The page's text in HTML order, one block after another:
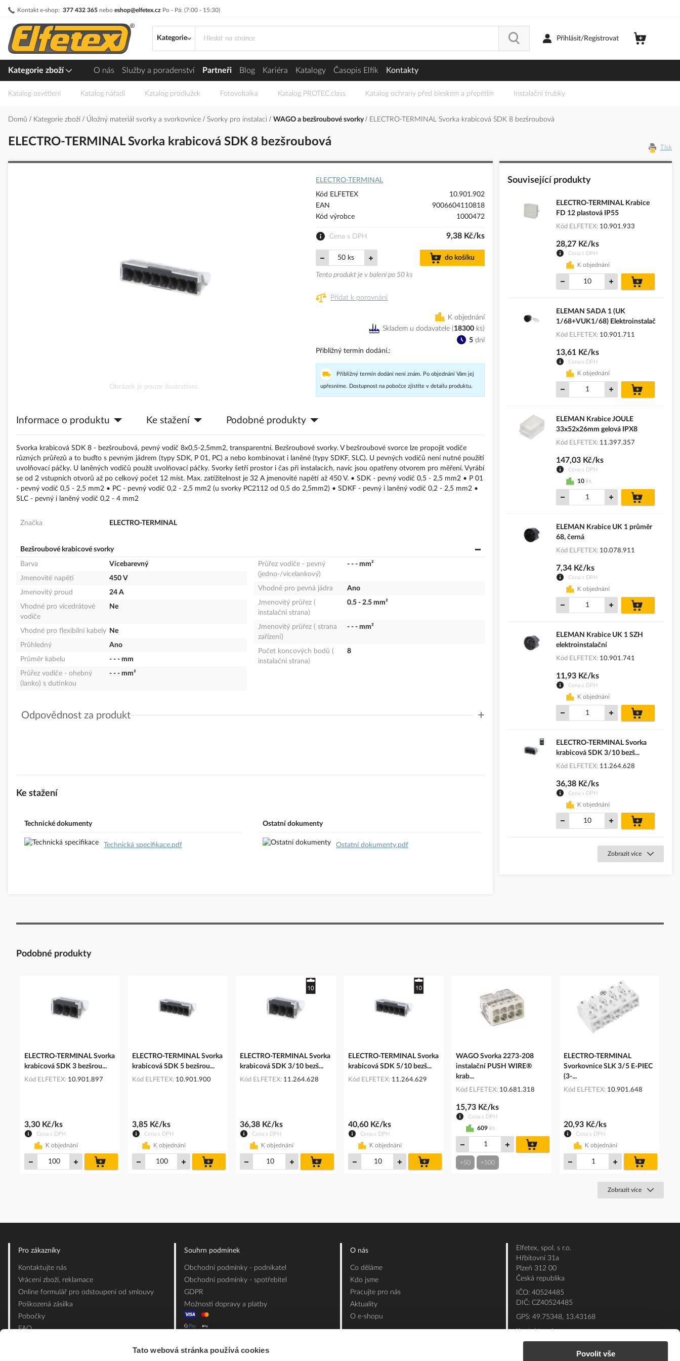
Tato webová stránka používá cookies Povolit vše
Kontakt e-shop: 377 432 365 nebo eshop@elfetex.cz Po - Pá: (7:00 - 15:30)
Přejít
obsah
Kategorie
Přihlásit/Registrovat
Kategorie zboží O nás Služby a poradenství Partneři Blog Kariéra Katalogy Časopis Elfík Kontakty
Katalog osvětlení Katalog nářadí Katalog prodlužek Fotovoltaika Katalog PROTEC.class Katalog ochrany před bleskem a přepětím Instalační trubky
Domů Kategorie zboží Úložný materiál svorky a svorkovnice Svorky pro instalaci WAGO a bezšroubové svorky ELECTRO-TERMINAL Svorka krabicová SDK 8 bezšroubová
ELECTRO-TERMINAL Svorka krabicová SDK 8 bezšroubová Tisk
galerie
Obrázek je pouze ilustrativní.
ELECTRO-TERMINAL
Kód ELFETEX
10.901.902
EAN
9006604110818
Kód výrobce
1000472
Cena s DPH 9,38 Kč/ks
ks do košíku
Tento produkt je v balení po 50 ks
Přidat k porovnání
K objednání
Přibližný termín dodání.
5dní
Skladem u dodavatele (18300 ks)
Přibližný termín dodání není znám. Po objednání Vám jej
upřesníme. Dostupnost na pobočce zjistíte v detailu produktu.
Informace o produktu Ke stažení Podobné produkty
Svorka krabicová SDK 8 - bezšroubová, pevný vodič 8x0,5-2,5mm2, transparentní. Bezšroubové svorky. V bezšroubové svorce lze propojit vodiče
různých průřezů a to buďto s pevným jádrem (typy SDK, P 01, PC) a nebo kombinovat i laněné (typy SDKF, SLC). U pevných vodičů není nutné použití
uvolňovací páčky. U laněných vodičů použít uvolňovací páčky. Svorky šetří prostor i čas při instalacích, navíc jsou opatřeny otvorem pro měření. Vyrábí
se od 2 vstupních otvorů až po celkový počet 12 míst. Max. zatížitelnost je 32 A jmenovité napětí až 450 V. • SDK - pevný vodič 0,5 - 2,5 mm2 • P 01
- pevný vodič 0,5 - 2,5 mm2 • PC - pevný vodič 0,2 - 2,5 mm2 (u svorky PC2112 od 0,5 do 2,5mm2) • SDKF - pevný i laněný vodič 0,2 - 2,5 mm2 •
SLC - pevný i laněný vodič 0,2 - 4 mm2
Značka ELECTRO-TERMINAL
Bezšroubové krabicové svorky
Barva
Vícebarevný
Jmenovité napětí
450 V
Jmenovitý proud
24 A
Vhodné pro vícedrátové
vodiče
Ne
Vhodné pro flexibilní kabely Ne
Průhledný
Ano
Průměr kabelu
- - - mm
Průřez vodiče - ohebný
(lanko) s dutinkou
- - - mm²
Průřez vodiče - pevný
(jedno-/vícelankový)
- - - mm²
Vhodné pro pevná jádra
Ano
Jmenovitý průřez (
instalační strana)
0.5 - 2.5 mm²
Jmenovitý průřez ( strana
zařízení)
- - - mm²
Počet koncových bodů (
instalační strana)
8
GPSR Details
Odpovědnost za produkt +
Ke stažení
Technické dokumenty
Technická specifikace.pdf
Ostatní dokumenty
Ostatní dokumenty.pdf
Související produkty
ELECTRO-TERMINAL Krabice
FD 12 plastová IP55
Kód ELFETEX 10.901.933
Cena s DPH
28,27 Kč/ks
K objednání
košíku
ELEMAN SADA 1 (UK
1/68+VUK1/68) Elektroinstalač
Kód ELFETEX 10.901.711
Cena s DPH
13,61 Kč/ks
K objednání
košíku
ELEMAN Krabice JOULE
33x52x26mm gelová IPX8
Kód ELFETEX 11.397.357
Cena s DPH
147,03 Kč/ks
10 ks
košíku
ELEMAN Krabice UK 1 průměr
68, černá
Kód ELFETEX 10.078.911
Cena s DPH
7,34 Kč/ks
K objednání
košíku
ELEMAN Krabice UK 1 SZH
elektroinstalační
Kód ELFETEX 10.901.741
Cena s DPH
11,93 Kč/ks
K objednání
košíku
ELECTRO-TERMINAL Svorka
krabicová SDK 3/10 bezš...
Kód ELFETEX 11.264.628
Cena s DPH
36,38 Kč/ks
K objednání
košíku
Zobrazit více
Podobné produkty
ELECTRO-TERMINAL Svorka
krabicová SDK 3 bezšrou...
Kód ELFETEX 10.901.897
Cena s DPH
3,30 Kč/ks
K objednání
košíku
ELECTRO-TERMINAL Svorka
krabicová SDK 5 bezšrou...
Kód ELFETEX 10.901.900
Cena s DPH
3,85 Kč/ks
K objednání
košíku
ELECTRO-TERMINAL Svorka
krabicová SDK 3/10 bezš...
Kód ELFETEX 11.264.628
Cena s DPH
36,38 Kč/ks
K objednání
košíku
ELECTRO-TERMINAL Svorka
krabicová SDK 5/10 bezš...
Kód ELFETEX 11.264.629
Cena s DPH
40,60 Kč/ks
K objednání
košíku
WAGO Svorka 2273-208
instalační PUSH WIRE®
krab...
Kód ELFETEX 10.681.318
Cena s DPH
15,73 Kč/ks
609 ks
košíku
+50 +500
ELECTRO-TERMINAL
Svorkovnice SLK 3/5 E-PIEC
(3-...
Kód ELFETEX 10.901.648
Cena s DPH
20,93 Kč/ks
K objednání
košíku
Zobrazit více
Pro zákazníky
Kontaktujte nás
Vrácení zboží, reklamace
Online formulář pro odstoupení od smlouvy
Poškozená zásilka
Pobočky
FAQ
Souhrn podmínek
Obchodní podmínky - podnikatel
Obchodní podmínky - spotřebitel
GDPR
Možnosti dopravy a platby
O nás
Co děláme
Kdo jsme
Pracujte pro nás
Aktuality
O e-shopu
Elfetex, spol. s r.o.
Hřbitovní 31a
Plzeň 312 00
Česká republika
IČO: 40524485
DIČ: CZ40524485
GPS: 49.75348, 13.43168
Kontakt e-shop:
Po - Pá: 7:00 - 15:30
377 432 365